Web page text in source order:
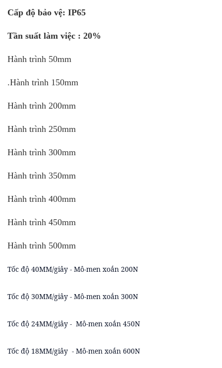
Cấp độ bảo vệ: IP65
Tần suất làm việc : 20%
Hành trình 50mm
.Hành trình 150mm
Hành trình 200mm
Hành trình 250mm
Hành trình 300mm
Hành trình 350mm
Hành trình 400mm
Hành trình 450mm
Hành trình 500mm
Tốc độ 40MM/giây - Mô-men xoắn 200N
Tốc độ 30MM/giây - Mô-men xoắn 300N
Tốc độ 24MM/giây - Mô-men xoắn 450N
Tốc độ 18MM/giây - Mô-men xoắn 600N